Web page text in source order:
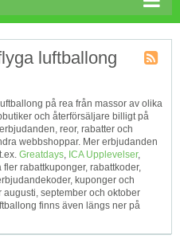
RSS
luftballong
på rea från massor av olika
och återförsäljare billigt på
reor, rabatter och
webbshoppar. Mer erbjudanden
Greatdays, ICA Upplevelser,
fler rabattkuponger, rabattkoder,
kuponger och
september och oktober
finns även längs ner på